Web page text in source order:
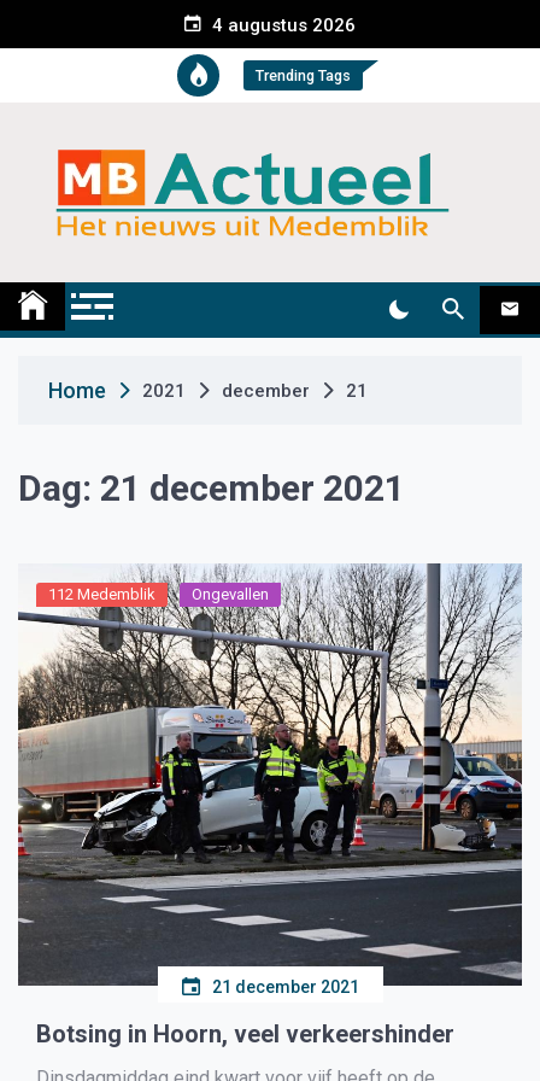
e
t
4 augustus 2026
Trending Tags
Medemblik Actueel
Home 2021 december 21
Dag: 21 december 2021
112 Medemblik Ongevallen
21 december 2021
Botsing in Hoorn, veel verkeershinder